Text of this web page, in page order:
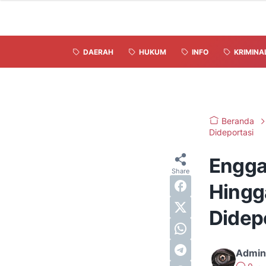
DAERAH HUKUM INFO
Beranda
Dideportasi
Admin